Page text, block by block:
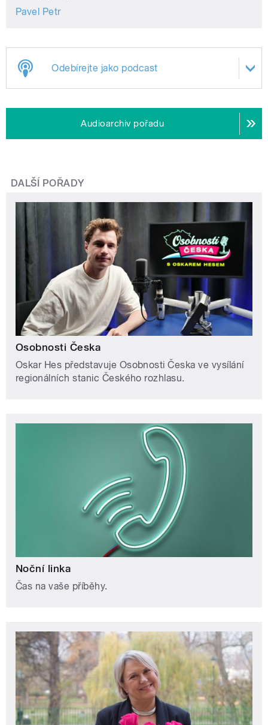
Pavel Petr
Odebírejte jako podcast
Audioarchiv pořadu
DALŠÍ POŘADY
Osobnosti Česka
Oskar Hes představuje Osobnosti Česka ve vysílání
regionálních stanic Českého rozhlasu.
Noční linka
Čas na vaše příběhy.